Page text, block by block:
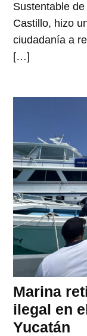
Sustentable
Castillo, hizo
ciudadanía a
[…]
Marina
ilegal en
Yucatán